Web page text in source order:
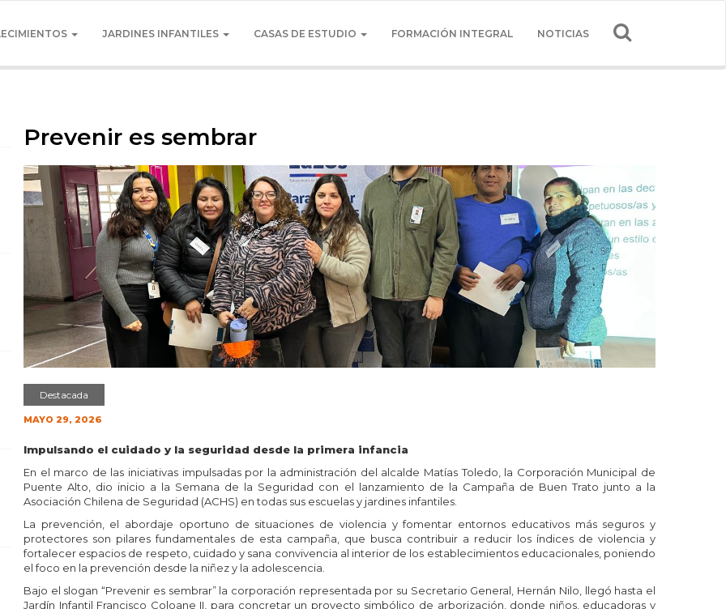
JARDINES INFANTILES CASAS DE ESTUDIO FORMACIÓN INTEGRAL NOTICIAS
Prevenir es sembrar
Destacada
MAYO 29, 2026
Impulsando el cuidado y la seguridad desde la primera infancia
En el marco de las iniciativas impulsadas por la administración del alcalde Matías Toledo, la Corporación Municipal de
Puente Alto, dio inicio a la Semana de la Seguridad con el lanzamiento de la Campaña de Buen Trato junto a la
Asociación Chilena de Seguridad (ACHS) en todas sus escuelas y jardines infantiles.
La prevención, el abordaje oportuno de situaciones de violencia y fomentar entornos educativos más seguros y
protectores son pilares fundamentales de esta campaña, que busca contribuir a reducir los índices de violencia y
fortalecer espacios de respeto, cuidado y sana convivencia al interior de los establecimientos educacionales, poniendo
el foco en la prevención desde la niñez y la adolescencia.
Bajo el slogan “Prevenir es sembrar” la corporación representada por su Secretario General, Hernán Nilo, llegó hasta el
Jardín Infantil Francisco Coloane II, para concretar un proyecto simbólico de arborización, donde niños, educadoras y